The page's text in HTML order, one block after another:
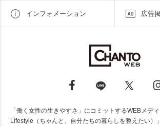
インフォメーション 広告
「働く女性の生きやすさ」にコミットするWEBメデ
Lifestyle（ちゃんと、自分たちの暮らしを整えたい）